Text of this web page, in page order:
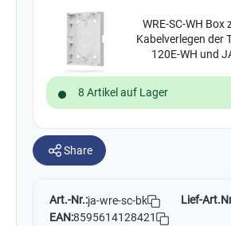
WRE-SC-WH
Kabelverlegen der
120E-WH und
8 Artikel auf Lager
Share
Art.-Nr.:ja-wre-sc-bk Lief-
EAN:8595614128421